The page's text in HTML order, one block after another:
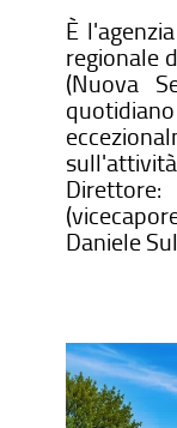
È
regionale
(Nuova
Daniele